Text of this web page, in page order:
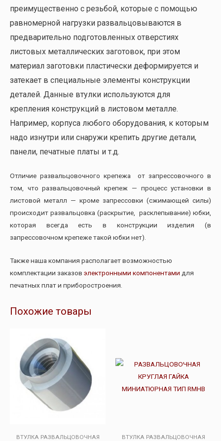
преимущественно с резьбой, которые с помощью
равномерной нагрузки развальцовываются в
предварительно подготовленных отверстиях
листовых металлических заготовок, при этом
материал заготовки пластически деформируется и
затекает в специальные элементы конструкции
деталей. Данные втулки используются для
крепления конструкций в листовом металле.
Например, корпуса любого оборудования, к которым
надо изнутри или снаружи крепить другие детали,
панели, печатные платы и т.д.
Отличие развальцовочного крепежа от запрессовочного в
том, что развальцовочный крепеж — процесс установки в
листовой металл — кроме запрессовки (сжимающей силы)
происходит развальцовка (раскрытие, расклепывание) юбки,
которая всегда есть в конструкции изделия (в
запрессовочном крепеже такой юбки нет).
Также наша компания располагает возможностью
комплектации заказов электронными компонентами для
печатных плат и приборостроения.
Похожие товары
ВТУЛКА РАЗВАЛЬЦОВОЧНАЯ ВТУЛКА РАЗВАЛЬЦОВОЧНАЯ